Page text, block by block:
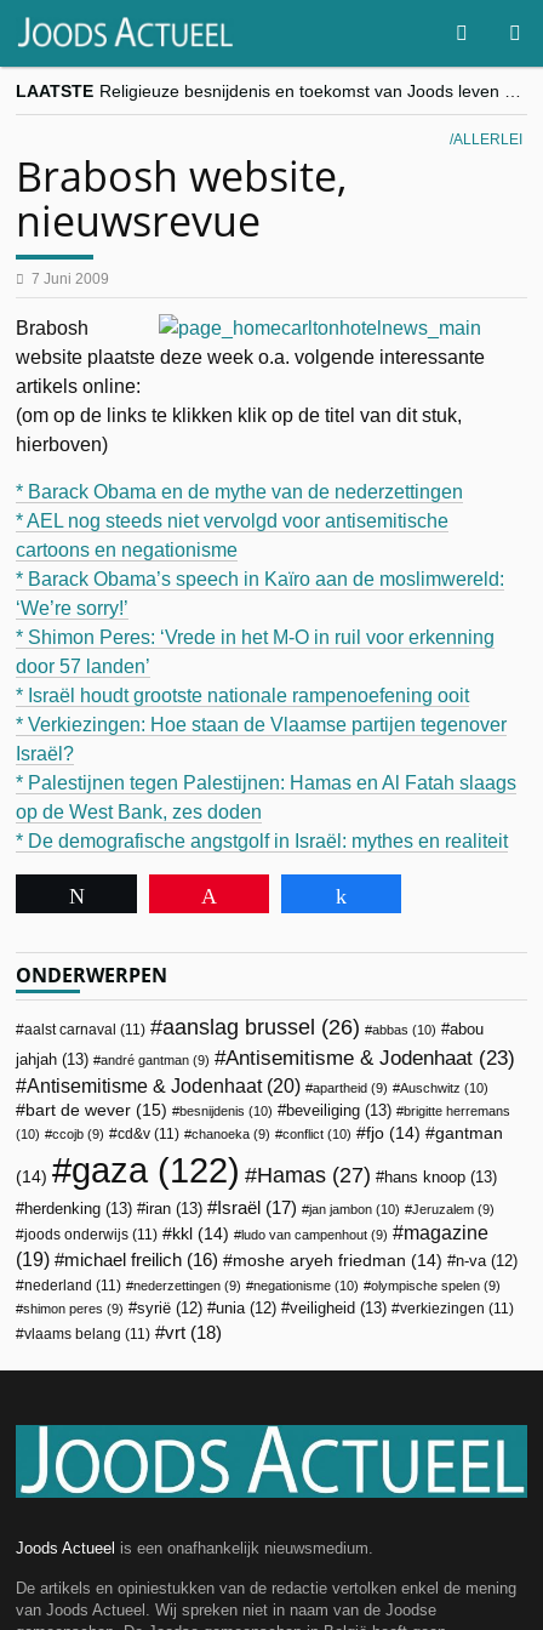
LAATSTE
“Besnijdenisdebat toont hoe moeilijk seculiere Westen minderheden begrijpt”, Jinnih Beels (Vooruit)
CITYTRIP | ROEMENIË – Boekarest: de verrassing van Oost-Europa
ALLERLEI
Brabosh website,
nieuwsrevue
7 Juni 2009
Brabosh
website plaatste deze week o.a. volgende interessante
artikels online:
(om op de links te klikken klik op de titel van dit stuk,
hierboven)
* Barack Obama en de mythe van de nederzettingen
* AEL nog steeds niet vervolgd voor antisemitische
cartoons en negationisme
* Barack Obama’s speech in Kaïro aan de moslimwereld:
‘We’re sorry!’
* Shimon Peres: ‘Vrede in het M-O in ruil voor erkenning
door 57 landen’
* Israël houdt grootste nationale rampenoefening ooit
* Verkiezingen: Hoe staan de Vlaamse partijen tegenover
Israël?
* Palestijnen tegen Palestijnen: Hamas en Al Fatah slaags
op de West Bank, zes doden
* De demografische angstgolf in Israël: mythes en realiteit
ONDERWERPEN
aalst carnaval (11) aanslag brussel (26) abbas (10)
abou
jahjah (13) andré gantman (9) Antisemitisme & Jodenhaat (23)
Antisemitisme & Jodenhaat(20) apartheid (9) Auschwitz (10)
bart de wever (15) besnijdenis (10) beveiliging (13)
brigitte herremans
(10)
ccojb (9) cd&v (11) chanoeka (9) conflict (10) fjo (14) gantman
(14) gaza (122) Hamas (27) hans knoop (13)
herdenking (13) iran (13) Israël (17) jan jambon (10) Jeruzalem (9)
joods onderwijs (11) kkl (14) ludo van campenhout (9)
magazine
(19)
michael freilich (16) moshe aryeh friedman (14) n-va (12)
nederland (11) nederzettingen (9) negationisme (10) olympische spelen (9)
shimon peres (9) syrië (12) unia (12) veiligheid (13) verkiezingen (11)
vlaams belang (11) vrt (18)
Joods Actueel is een onafhankelijk nieuwsmedium.
De artikels en opiniestukken van de redactie vertolken enkel de mening
van Joods Actueel. Wij spreken niet in naam van de Joodse